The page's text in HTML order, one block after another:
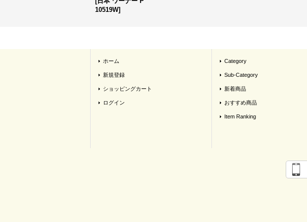
10519W]
ホーム
新規登録
ショッピングカート
ログイン
Category
Sub-Category
新着商品
おすすめ商品
Item Ranking